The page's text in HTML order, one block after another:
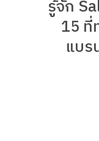
รู้จัก
15 ที่
แบร